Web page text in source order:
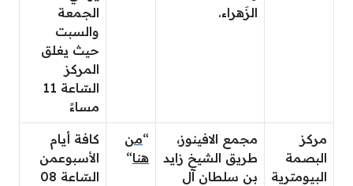
الزَهراء.
الجمعة
والسبت
حيث يغلق
المركز
السّاعة 11
مساءََ
مركز
البصمة
البيومترية
مجمع الافينوز،
طريق الشيخ زايد
بن سلطان آل
“من
هنا“
كافة أيام
الأسبوعمن
السّاعة 08